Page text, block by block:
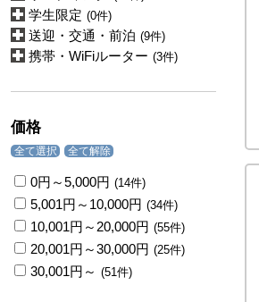
学生限定 (0件)
送迎・交通・前泊 (9件)
携帯・WiFiルーター (3件)
価格
全て選択 全て解除
0円～5,000円 (14件)
5,001円～10,000円 (34件)
10,001円～20,000円 (55件)
20,001円～30,000円 (25件)
30,001円～ (51件)